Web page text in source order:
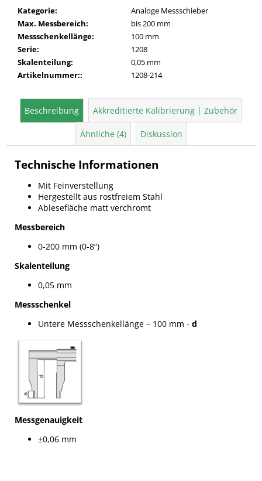
Kategorie:
Analoge Messschieber
Max. Messbereich:
bis 200 mm
Messschenkellänge:
100 mm
Serie:
1208
Skalenteilung:
0,05 mm
Artikelnummer:: 1208-214
Beschreibung Akkreditierte Kalibrierung | Zubehör
Ähnliche (4) Diskussion
Technische Informationen
Mit Feinverstellung
Hergestellt aus rostfreiem Stahl
Ablesefläche matt verchromt
Messbereich
0-200 mm (0-8“)
Skalenteilung
0,05 mm
Messschenkel
Untere Messschenkellänge – 100 mm - d
Messgenauigkeit
±0,06 mm